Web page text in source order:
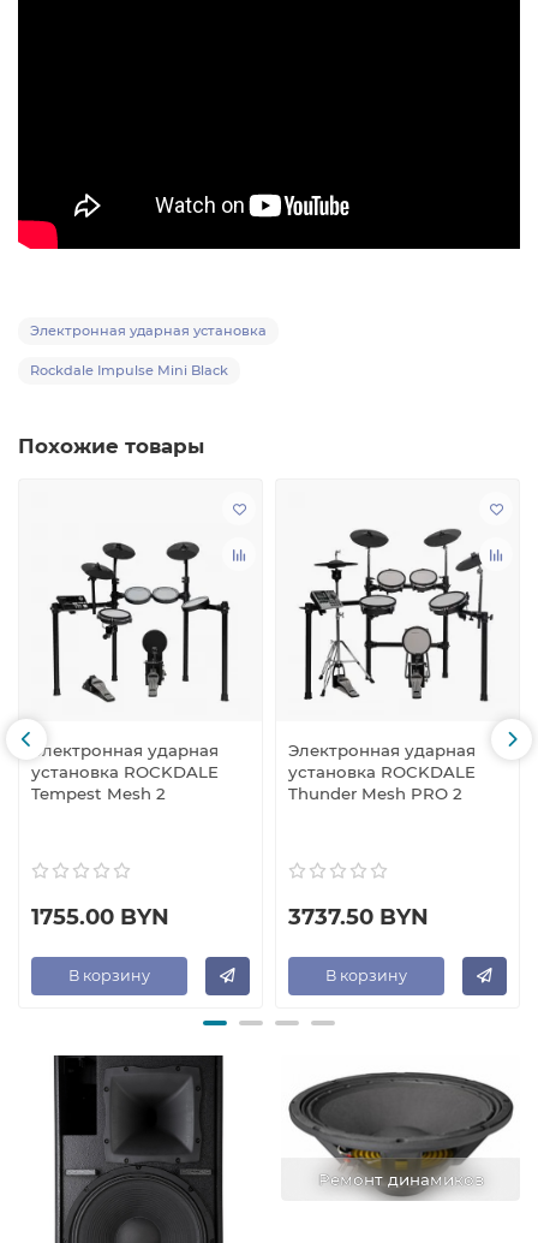
Электронная ударная установка
Rockdale Impulse Mini Black
Похожие товары
Электронная ударная
установка ROCKDALE
Tempest Mesh 2
1755.00 BYN
В корзину
Электронная ударная
установка ROCKDALE
Thunder Mesh PRO 2
3737.50 BYN
В корзину
Ремонт динамиков